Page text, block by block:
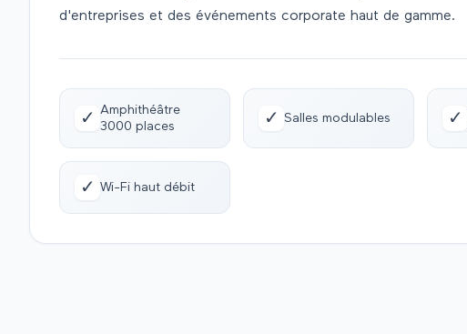
d'entreprises et des événements corporate haut de gamme.
✓ Amphithéâtre
3000 places
✓ Salles modulables ✓
✓ Wi-Fi haut débit